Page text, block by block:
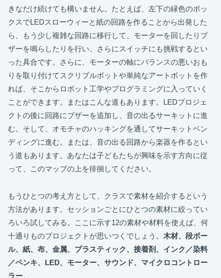
きなだけ続けても構いません。たとえば、左下の緑色のボッ
クスでLEDスローウィーと紙の回路を作ることから出発した
ら、もう少し複雑な回路に移行して、モーターを回したりブ
ザーを鳴らしたりを行い、さらにスイッチにも挑戦するとい
った具合です。さらに、モーターの軸にバランスの悪いおも
りを取り付けてスクリブルボットや単純なアートボットを作
れば、そこからロボット工学やプログラミングに入っていく
ことができます。またはこんな道もあります。LEDプロジェ
クトの後に回路にブザーを追加し、音の出るサーキットに進
む。そして、オモチャのハッキングを通してサーキットベン
ディングに進む。または、音の出る回路から楽器を作るとい
う道もあります。あなたは子どもたちが興味を示す方向に従
って、このマップの上を徘徊してください。
もうひとつの考え方として、クラスで素材を紹介するという
方法があります。セッションごとにひとつの素材に絞ってい
ろいろ試してみる。ここに示す12の素材や材料を使えば、何
十通りものプロジェクトが思いつくでしょう。 木材、段ボー
ル、紙、布、金属、プラスティック、接着剤、インク／染料
／ペンキ、LED、モーター、サウンド、マイクロコントロー
ラー。